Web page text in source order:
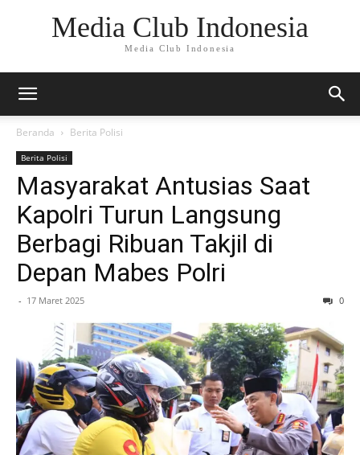
Media Club Indonesia
Media Club Indonesia
Beranda Berita Polisi
Berita Polisi
Masyarakat Antusias Saat
Kapolri Turun Langsung
Berbagi Ribuan Takjil di
Depan Mabes Polri
- 17 Maret 2025 0